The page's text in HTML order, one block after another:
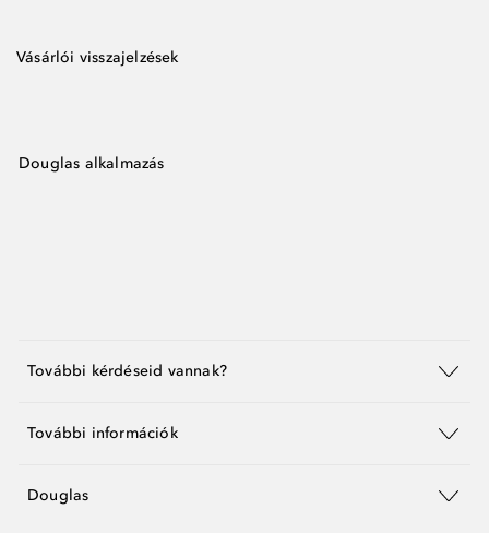
Vásárlói visszajelzések
Douglas alkalmazás
További kérdéseid vannak?
További információk
Douglas